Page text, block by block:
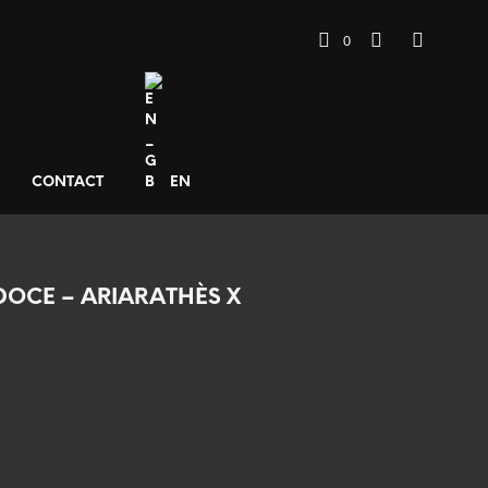
CONTACT EN
0
– ARIARATHÈS X